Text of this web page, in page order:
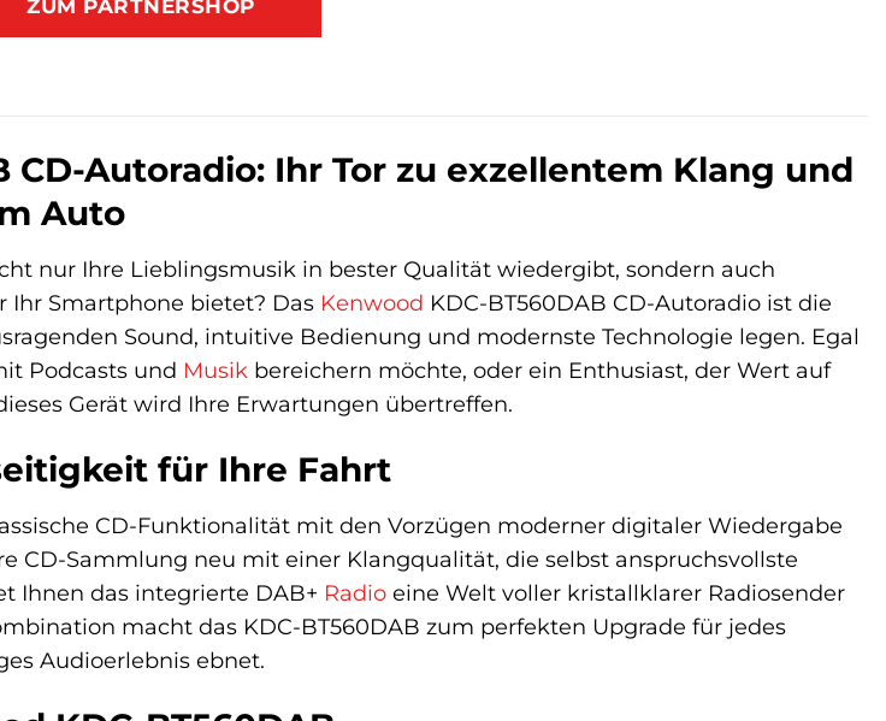
ZUM PARTNERSHOP
CD-Autoradio: Ihr Tor zu exzellentem Klang und
Auto
nur Ihre Lieblingsmusik in bester Qualität wiedergibt, sondern auch
Smartphone bietet? Das Kenwood KDC-BT560DAB CD-Autoradio ist die
Sound, intuitive Bedienung und modernste Technologie legen. Egal
Podcasts und Musik bereichern möchte, oder ein Enthusiast, der Wert auf
Gerät wird Ihre Erwartungen übertreffen.
für Ihre Fahrt
CD-Funktionalität mit den Vorzügen moderner digitaler Wiedergabe
CD-Sammlung neu mit einer Klangqualität, die selbst anspruchsvollste
Ihnen das integrierte DAB+ Radio eine Welt voller kristallklarer Radiosender
macht das KDC-BT560DAB zum perfekten Upgrade für jedes
Audioerlebnis ebnet.